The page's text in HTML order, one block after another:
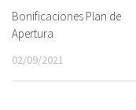
Bonificaciones Plan de
Apertura
02/09/2021